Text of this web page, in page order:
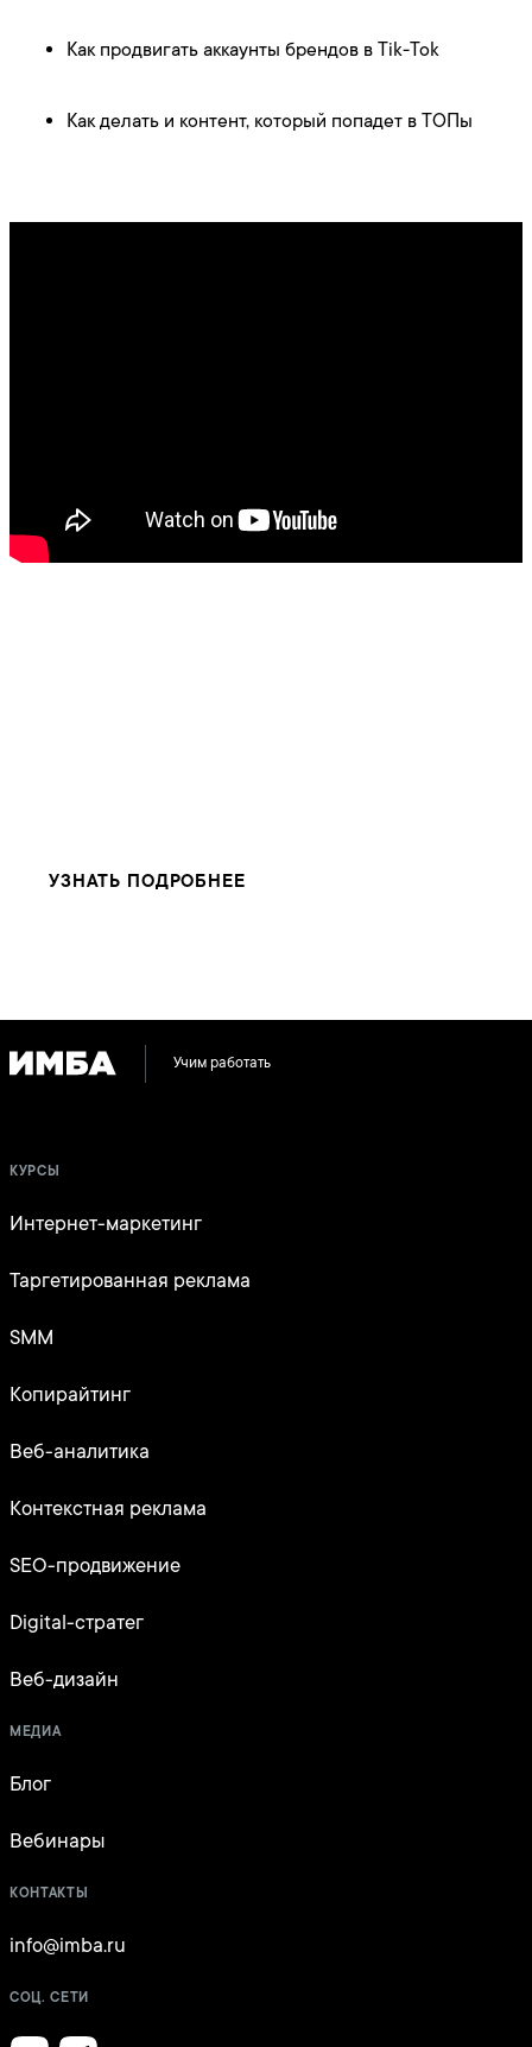
Как продвигать аккаунты брендов в Tik-Tok
Как делать и контент, который попадет в ТОПы
УЗНАТЬ ПОДРОБНЕЕ
Учим работать
КУРСЫ
Интернет-маркетинг
Таргетированная реклама
SMM
Копирайтинг
Веб-аналитика
Контекстная реклама
SEO-продвижение
Digital-стратег
Веб-дизайн
МЕДИА
Блог
Вебинары
КОНТАКТЫ
info@imba.ru
СОЦ. СЕТИ